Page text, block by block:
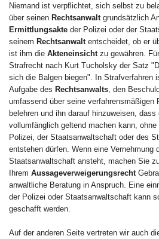
Niemand ist verpflichtet, sich selbst zu
über seinen Rechtsanwalt grundsätzlich
Ermittlungsakte der Polizei oder der
seinem Rechtsanwalt entscheidet, ob er
ist ihm die Akteneinsicht zu gewähren.
Strafrecht nach Kurt Tucholsky der Satz
sich die Balgen biegen". In Strafverfahren
Aufgabe des Rechtsanwalts , den
umfassend über seine verfahrensmäßigen
belehren und ihn darauf hinzuweisen, dass
vollumfänglich geltend machen kann,
Polizei, der Staatsanwaltschaft oder des
entstehen dürfen. Wenn eine Vernehmung
Staatsanwaltschaft ansteht, machen Sie
Ihrem Aussageverweigerungsrecht
anwaltliche Beratung in Anspruch. Eine
der Polizei oder Staatsanwaltschaft kann
geschafft werden.
Auf der anderen Seite vertreten wir auch